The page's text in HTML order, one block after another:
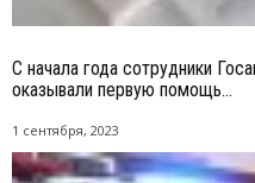
С начала года сотрудники
оказывали первую помощь...
1 сентября, 2023